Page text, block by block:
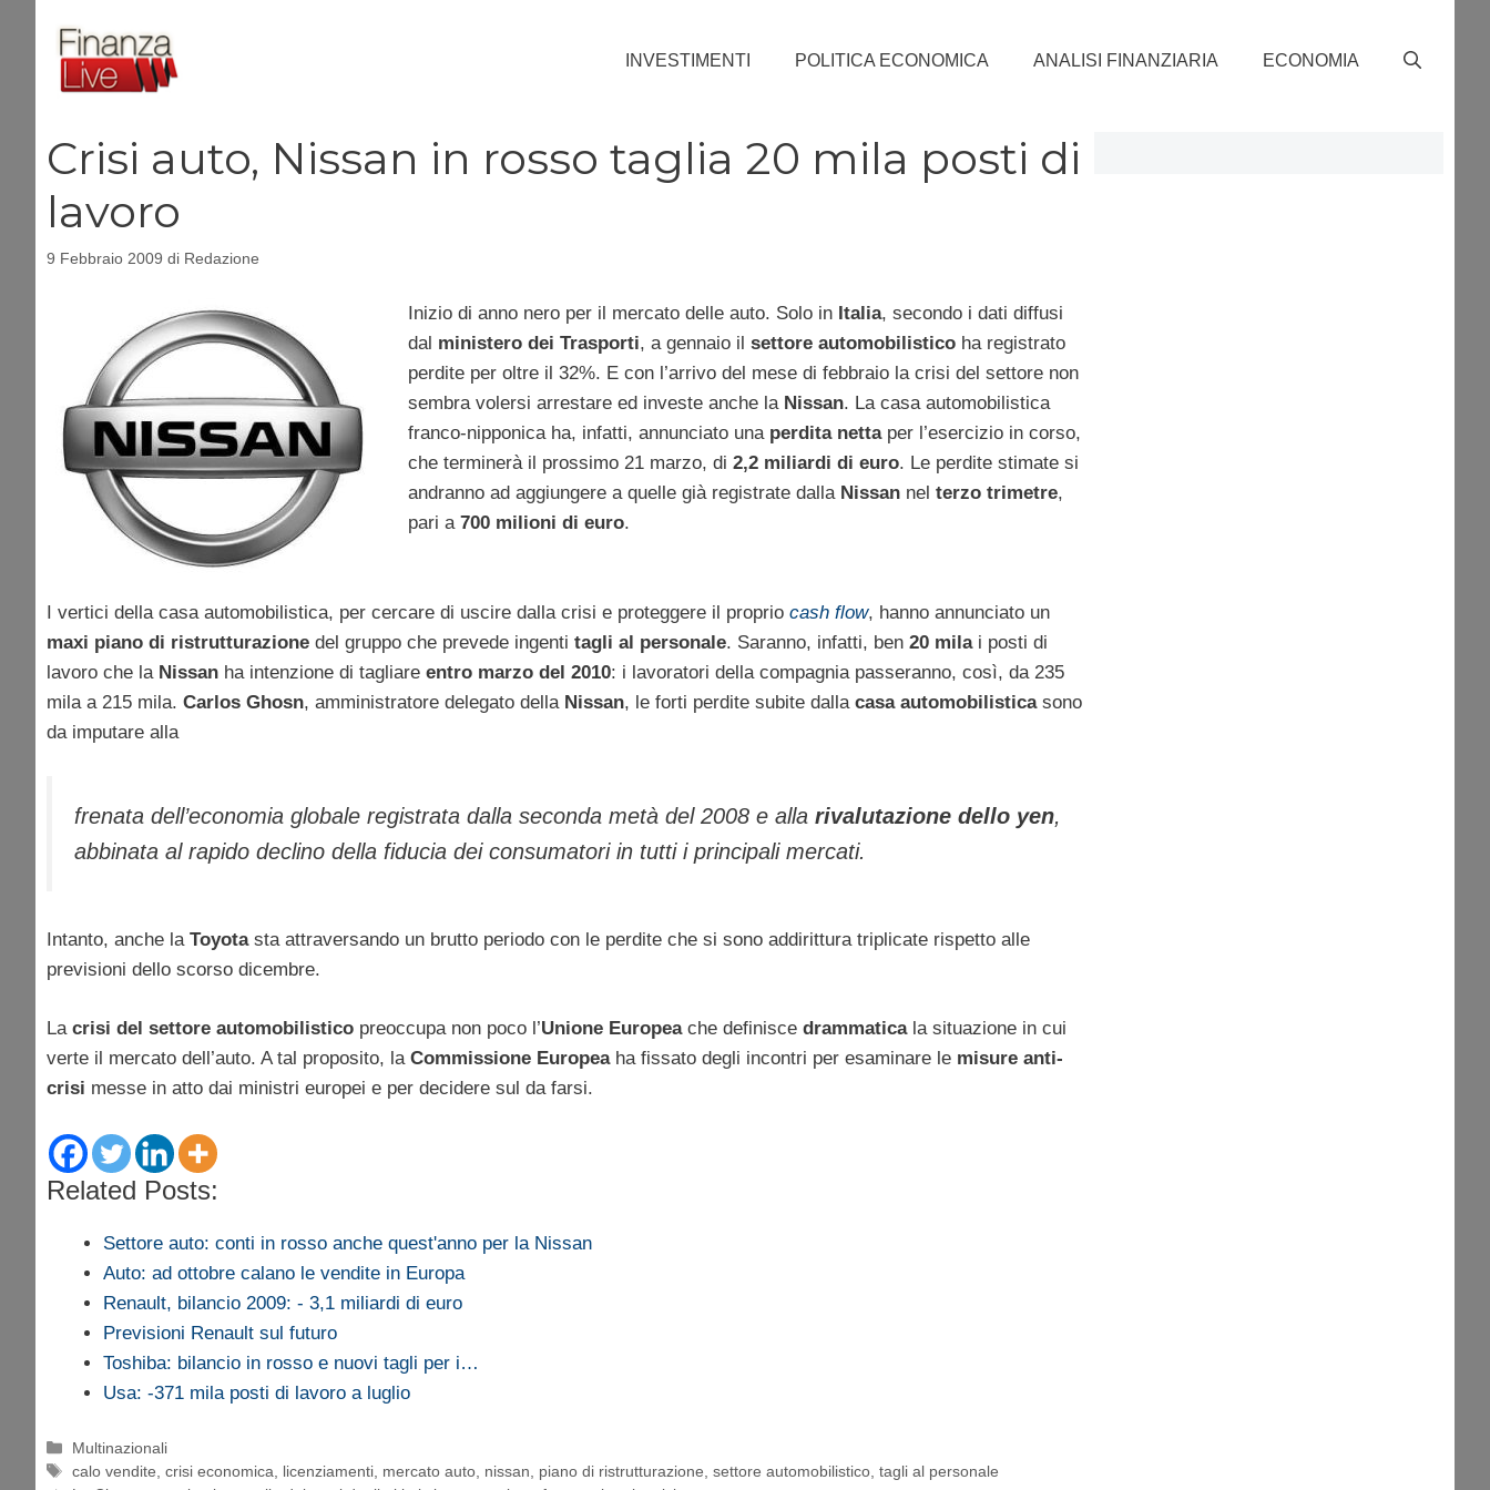
contenuto
INVESTIMENTI POLITICA ECONOMICA ANALISI FINANZIARIA ECONOMIA
Crisi auto, Nissan in rosso taglia 20 mila posti di
lavoro
9 Febbraio 2009 di Redazione
Inizio di anno nero per il mercato delle auto. Solo in Italia, secondo i dati diffusi
dal ministero dei Trasporti, a gennaio il settore automobilisticoha registrato
perdite per oltre il 32%. E con l’arrivo del mese di febbraio la crisi del settore non
sembra volersi arrestare ed investe anche laNissan. La casa automobilistica
franco-nipponica ha, infatti, annunciato una perdita nettaper l’esercizio in corso,
che terminerà il prossimo 21 marzo, di 2,2 miliardi di euro. Le perdite stimate si
andranno ad aggiungere a quelle già registrate dalla Nissannel terzo trimetre,
pari a 700 milioni di euro.
I vertici della casa automobilistica, per cercare di uscire dalla crisi e proteggere il proprio cash flow, hanno annunciato un
maxi piano di ristrutturazione del gruppo che prevede ingenti tagli al personale. Saranno, infatti, ben 20 milai posti di
lavoro che la Nissan ha intenzione di tagliare entro marzo del 2010: i lavoratori della compagnia passeranno, così, da 235
mila a 215 mila. Carlos Ghosn, amministratore delegato della Nissan, le forti perdite subite dalla casa automobilisticasono
da imputare alla
frenata dell’economia globale registrata dalla seconda metà del 2008 e alla rivalutazione dello yen,
abbinata al rapido declino della fiducia dei consumatori in tutti i principali mercati.
Intanto, anche la Toyotasta attraversando un brutto periodo con le perdite che si sono addirittura triplicate rispetto alle
previsioni dello scorso dicembre.
La crisi del settore automobilistico preoccupa non poco l’Unione Europeache definisce drammaticala situazione in cui
verte il mercato dell’auto. A tal proposito, la Commissione Europeaha fissato degli incontri per esaminare le misure anti-
crisi messe in atto dai ministri europei e per decidere sul da farsi.
Related Posts:
Settore auto: conti in rosso anche quest'anno per la Nissan
Auto: ad ottobre calano le vendite in Europa
Renault, bilancio 2009: - 3,1 miliardi di euro
Previsioni Renault sul futuro
Toshiba: bilancio in rosso e nuovi tagli per i…
Usa: -371 mila posti di lavoro a luglio
Categorie
Multinazionali
Tag
calo vendite ,crisi economica licenziamenti mercato auto nissan piano di ristrutturazione ,settore automobilistico ,tagli al personale